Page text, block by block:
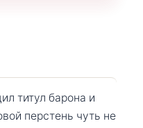
титул барона и
перстень чуть не